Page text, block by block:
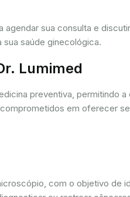
sua consulta e
saúde ginecológica.
Lumimed
preventiva,
em oferecer
com o objetivo de